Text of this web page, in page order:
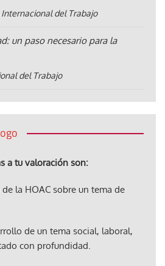
del Trabajo
un paso necesario para la
del Trabajo
a tu valoración son:
la HOAC sobre un tema de
de un tema social, laboral,
con profundidad.